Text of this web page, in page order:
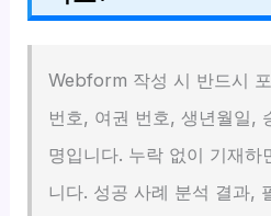
Webform 작성 시 반드시
번호, 여권 번호, 생년월일,
명입니다. 누락 없이 기재하
니다. 성공 사례 분석 결과,